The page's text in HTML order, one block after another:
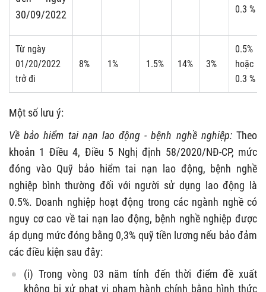
30/09/2022
0.3 %
Từ ngày
01/20/2022
trở đi
8% 1% 1.5% 14% 3%
0.5%
hoặc
0.3 %
Một số lưu ý:
Về bảo hiểm tai nạn lao động - bệnh nghề nghiệp:Theo
khoản 1 Điều 4, Điều 5 Nghị định 58/2020/NĐ-CP, mức
đóng vào Quỹ bảo hiểm tai nạn lao động, bệnh nghề
nghiệp bình thường đối với người sử dụng lao động là
0.5%. Doanh nghiệp hoạt động trong các ngành nghề có
nguy cơ cao về tai nạn lao động, bệnh nghề nghiệp được
áp dụng mức đóng bằng 0,3% quỹ tiền lương nếu bảo đảm
các điều kiện sau đây:
(i) Trong vòng 03 năm tính đến thời điểm đề xuất
không bị xử phạt vi phạm hành chính bằng hình thức